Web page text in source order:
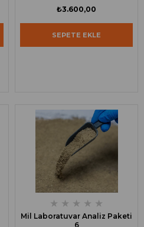
₺3.600,00
SEPETE EKLE
★ ★ ★ ★ ★
Mil Laboratuvar Analiz Paketi
6